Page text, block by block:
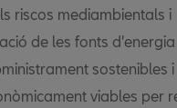
riscos mediambientals i
de les fonts d'energia
sostenibles i
viables per